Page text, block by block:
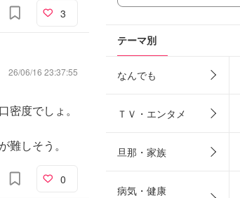
3
26/06/16 23:37:55
度でしょ。
しそう。
0
テーマ別
なんでも
ＴＶ・エンタメ
旦那・家族
病気・健康